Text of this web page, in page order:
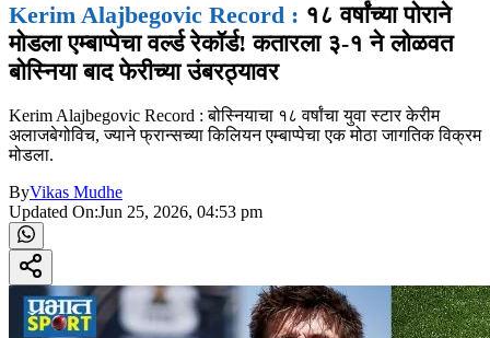
Kerim Alajbegovic Record : १८ वर्षांच्या पोराने
मोडला एम्बाप्पेचा वर्ल्ड रेकॉर्ड! कतारला ३-१ ने लोळवत
बोस्निया बाद फेरीच्या उंबरठ्यावर
Kerim Alajbegovic Record : बोस्नियाचा १८ वर्षांचा युवा स्टार केरीम
अलाजबेगोविच, ज्याने फ्रान्सच्या किलियन एम्बाप्पेचा एक मोठा जागतिक विक्रम
मोडला.
ByVikas Mudhe
Updated On:Jun 25, 2026, 04:53 pm